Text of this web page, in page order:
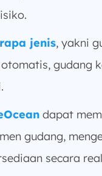
jenis, yakni
gudang
dapat
gudang,
secara